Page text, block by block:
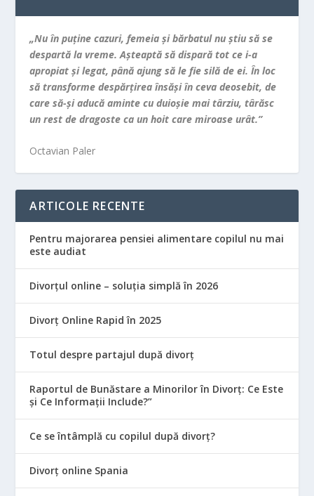
„Nu în puţine cazuri, femeia şi bărbatul nu ştiu să se
despartă la vreme. Aşteaptă să dispară tot ce i-a
apropiat şi legat, până ajung să le fie silă de ei. În loc
să transforme despărţirea însăşi în ceva deosebit, de
care să-şi aducă aminte cu duioşie mai târziu, târăsc
un rest de dragoste ca un hoit care miroase urât.”
Octavian Paler
ARTICOLE RECENTE
Pentru majorarea pensiei alimentare copilul nu mai
este audiat
Divorțul online – soluția simplă în 2026
Divorț Online Rapid în 2025
Totul despre partajul după divorț
Raportul de Bunăstare a Minorilor în Divorț: Ce Este
și Ce Informații Include?”
Ce se întâmplă cu copilul după divorț?
Divorț online Spania